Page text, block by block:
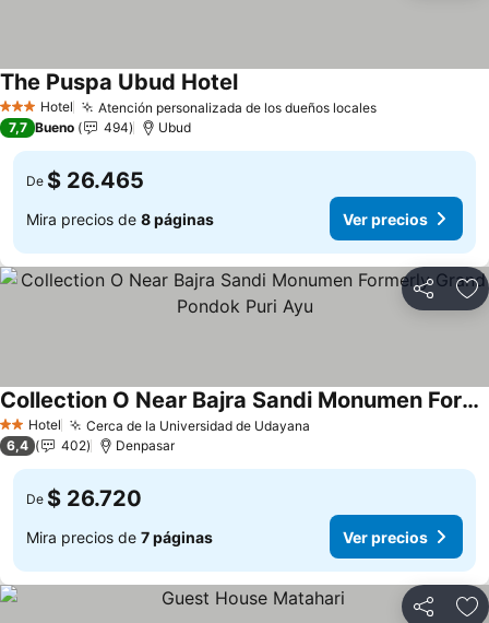
3 Estrellas
Hotel Atención personalizada de los dueños localesVer precios
The Puspa Ubud HotelVer precios
7,7 Bueno 494 Ubud
De $ 26.465
Mira precios de 8 páginas Ver precios
Compartir
2 Estrellas
Hotel Cerca de la Universidad de Udayana
Collection O Near Bajra Sandi Monumen Formerly Grand Pondok Puri Ayu
Ver precios
6,4 402 Denpasar
De $ 26.720
Mira precios de 7 páginas Ver precios
Compartir